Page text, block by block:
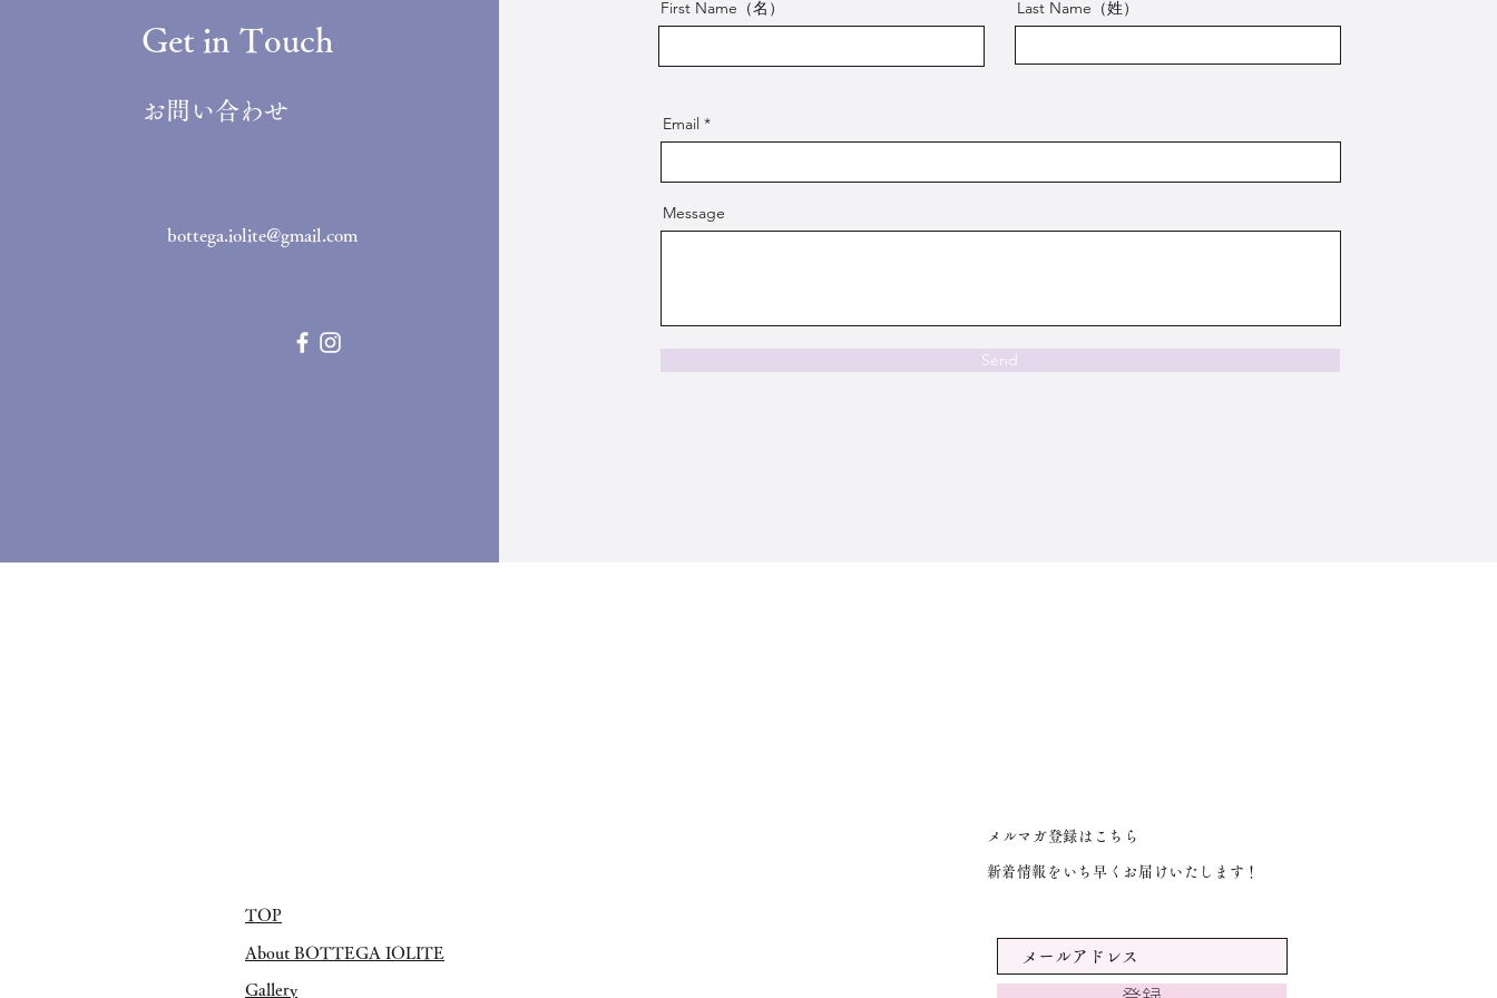
Get in Touch
お問い合わせ
bottega.iolite@gmail.com
First Name（名） Last Name（姓）
Email
Message
Send
メルマガ登録はこちら
​新着情報をいち早くお届けいたします！
TOP
About BOTTEGA IOLITE
Gallery